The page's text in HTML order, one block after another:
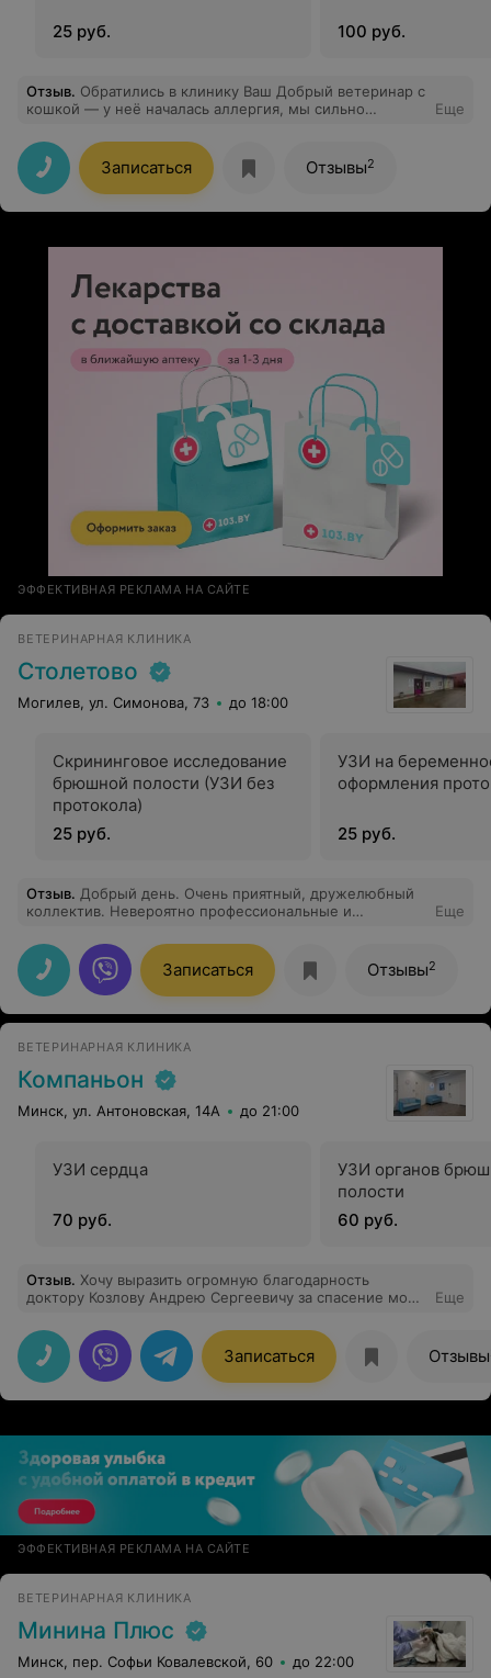
25 руб. 100 руб.
Отзыв. Обратились в клинику Ваш Добрый ветеринар с
кошкой — у неё началась аллергия, мы сильно
оперативно зарегистрировали и без задержек
направили к врачу. Администратор (Юлия) чётко
объяснила порядок действий, подсказала, где можно
подождать, и периодически уточняла, всё ли в
порядке. Огромная благодарность за чуткость и
Еще
Записаться Отзывы2
ЭФФЕКТИВНАЯ РЕКЛАМА НА САЙТЕ
ВЕТЕРИНАРНАЯ КЛИНИКА
Столетово
Могилев, ул. Симонова, 73 до 18:00
Скрининговое исследование
брюшной полости (УЗИ без
протокола)
25 руб.
УЗИ на
оформления
25 руб.
Отзыв. Добрый день. Очень приятный, дружелюбный
коллектив. Невероятно профессиональные и
своего дела. Действительно любят животных и умеют
найти к каждому свой подход. Все очень
ответственные, человечные, понимающие и просто
обалденные люди. По диагнозам, анализам, лечению и
другим вопросам всë максимально профессионально.
благодарность каждому специалисту за, как казалось,
уже совсем нереальное и невероятное чудо -
спасение любимого питомца! Огромнейшее СПАСИБО!
Еще
Записаться Отзывы2
ВЕТЕРИНАРНАЯ КЛИНИКА
Компаньон
Минск, ул. Антоновская, 14А до 21:00
УЗИ сердца
70 руб.
УЗИ органов
полости
60 руб.
Отзыв. Хочу выразить огромную благодарность
доктору Козлову Андрею Сергеевичу за спасение моей
рекомендации своей заводчицы. Профессионализм,
чуткость и внимательность - это все о нем. Человек
который любит свою работу и пациентов. Преклоняюсь
перед таким врачами. Еще раз огромное СПАСИБО.
Еще
Записаться Отзывы
ЭФФЕКТИВНАЯ РЕКЛАМА НА САЙТЕ
ВЕТЕРИНАРНАЯ КЛИНИКА
Минина Плюс
Минск, пер. Софьи Ковалевской, 60 до 22:00